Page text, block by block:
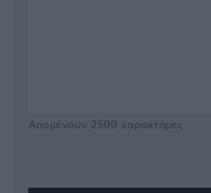
Απομένουν 2500 χαρακτήρες